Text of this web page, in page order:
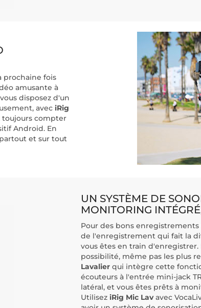
prochaine fois
amusante à
disposez d'un
avec iRig
toujours compter
Android. En
et sur tout
UN SYSTÈME DE
MONITORING
Pour des bons
de l'enregistrement qui fait la
vous êtes en train
possibilité, même pas les plus
Lavalier qui intègre cette
écouteurs à l'entrée mini-jack
latéral, et vous êtes prêts à
Utilisez iRig Mic Lavavec